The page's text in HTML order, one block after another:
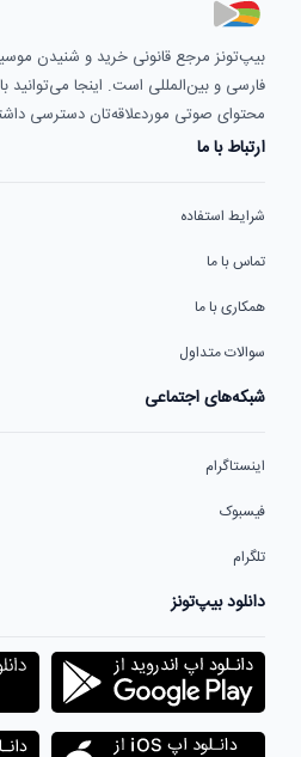
بیپ‌تونز مرجع قانونی خرید و شنیدن
فارسی و بین‌المللی است. اینجا می‌توانید
محتوای صوتی موردعلاقه‌تان دسترسی
ارتباط با ما
شرایط استفاده
تماس با ما
همکاری با ما
سوالات متداول
شبکه‌های اجتماعی
اینستاگرام
فیسبوک
تلگرام
دانلود بیپ‌تونز